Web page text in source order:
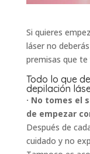
Si quieres
láser no
premisas que
Todo lo que
depilación
· No tomes el
de empezar
Después de
cuidado y no